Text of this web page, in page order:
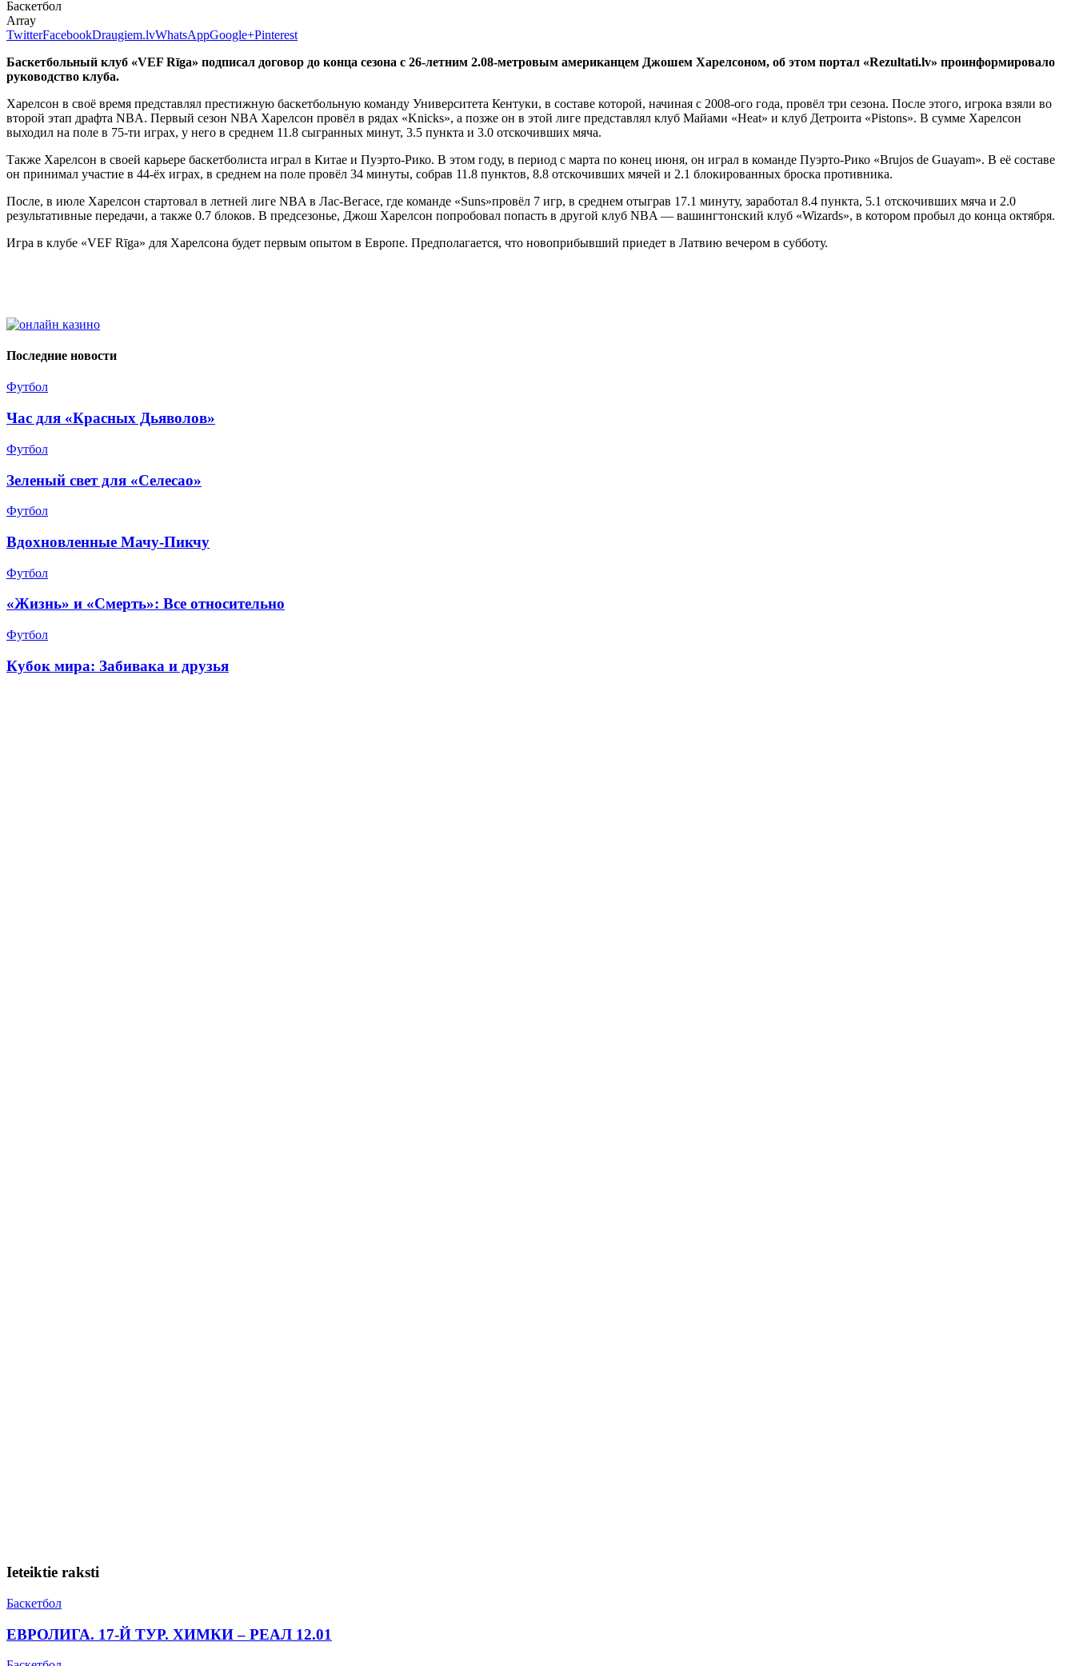
Баскетбол
Array
TwitterFacebookDraugiem.lvWhatsAppGoogle+Pinterest
Баскетбольный клуб «VEF Rīga» подписал договор до конца сезона с 26-летним 2.08-метровым американцем Джошем Харелсоном, об этом портал «Rezultati.lv» проинформировало
руководство клуба.
Харелсон в своё время представлял престижную баскетбольную команду Университета Кентуки, в составе которой, начиная с 2008-ого года, провёл три сезона. После этого, игрока взяли во
второй этап драфта NBA. Первый сезон NBA Харелсон провёл в рядах «Knicks», а позже он в этой лиге представлял клуб Майами «Heat» и клуб Детроита «Pistons». В сумме Харелсон
выходил на поле в 75-ти играх, у него в среднем 11.8 сыгранных минут, 3.5 пункта и 3.0 отскочивших мяча.
Также Харелсон в своей карьере баскетболиста играл в Китае и Пуэрто-Рико. В этом году, в период с марта по конец июня, он играл в команде Пуэрто-Рико «Brujos de Guayam». В её составе
он принимал участие в 44-ёх играх, в среднем на поле провёл 34 минуты, собрав 11.8 пунктов, 8.8 отскочивших мячей и 2.1 блокированных броска противника.
После, в июле Харелсон стартовал в летней лиге NBA в Лас-Вегасе, где команде «Suns»провёл 7 игр, в среднем отыграв 17.1 минуту, заработал 8.4 пункта, 5.1 отскочивших мяча и 2.0
результативные передачи, а также 0.7 блоков. В предсезонье, Джош Харелсон попробовал попасть в другой клуб NBA — вашингтонский клуб «Wizards», в котором пробыл до конца октября.
Игра в клубе «VEF Rīga» для Харелсона будет первым опытом в Европе. Предполагается, что новоприбывший приедет в Латвию вечером в субботу.
Последние новости
Футбол
Час для «Красных Дьяволов»
Футбол
Зеленый свет для «Селесао»
Футбол
Вдохновленные Мачу-Пикчу
Футбол
«Жизнь» и «Смерть»: Все относительно
Футбол
Кубок мира: Забивака и друзья
Ieteiktie raksti
Баскетбол
ЕВРОЛИГА. 17-Й ТУР. ХИМКИ – РЕАЛ 12.01